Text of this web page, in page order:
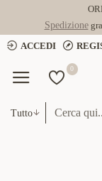
Spedizione
ACCEDI
0
Tutto